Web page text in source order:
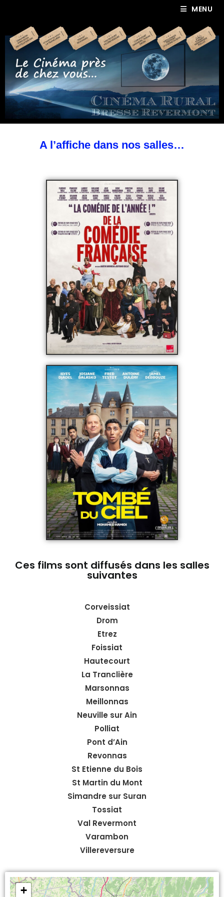
MENU
A l’affiche dans nos salles…
Ces films sont diffusés dans les salles
suivantes
Corveissiat
Drom
Etrez
Foissiat
Hautecourt
La Tranclière
Marsonnas
Meillonnas
Neuville sur Ain
Polliat
Pont d’Ain
Revonnas
St Etienne du Bois
St Martin du Mont
Simandre sur Suran
Tossiat
Val Revermont
Varambon
Villereversure
+